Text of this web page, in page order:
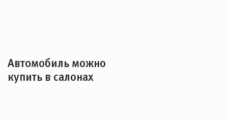
Автомобиль можно
купить в салонах